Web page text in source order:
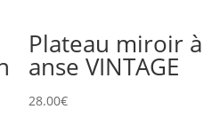
Plateau miroir à
anse VINTAGE
28.00€